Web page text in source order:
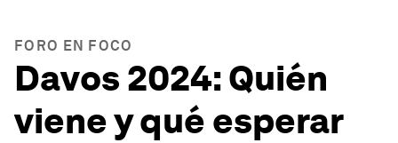
FORO EN FOCO
Davos 2024: Quién
viene y qué esperar